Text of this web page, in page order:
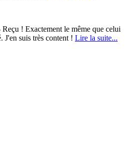
Reçu ! Exactement le même que celui
J'en suis très content ! Lire la suite...